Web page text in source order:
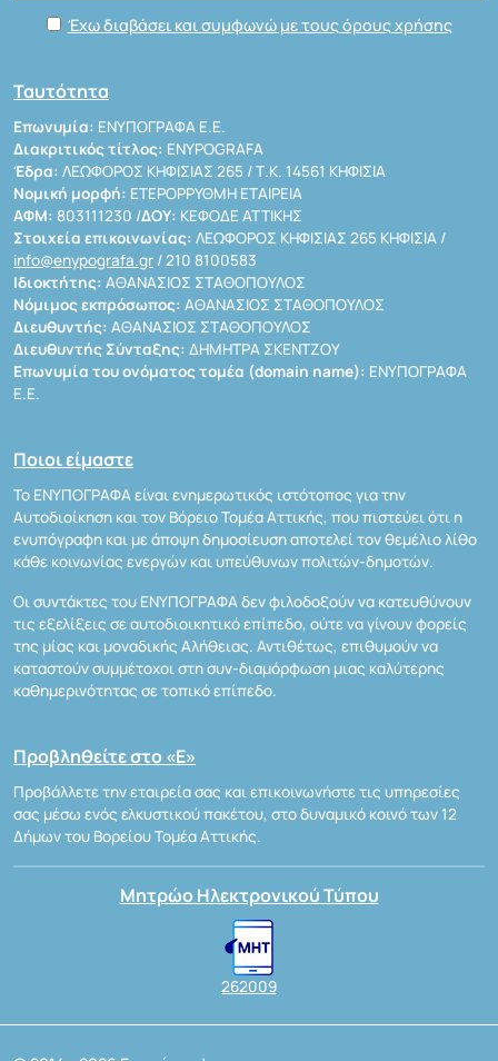
Έχω διαβάσει και συμφωνώ με τους όρους χρήσης
Ταυτότητα
Επωνυμία: ΕΝΥΠΟΓΡΑΦΑ Ε.Ε.
Διακριτικός τίτλος: ENYPOGRAFA
Έδρα: ΛΕΩΦΟΡΟΣ ΚΗΦΙΣΙΑΣ 265 / Τ.Κ. 14561 ΚΗΦΙΣΙΑ
Νομική μορφή: ΕΤΕΡΟΡΡΥΘΜΗ ΕΤΑΙΡΕΙΑ
ΑΦΜ: 803111230 /ΔΟΥ: ΚΕΦΟΔΕ ΑΤΤΙΚΗΣ
Στοιχεία επικοινωνίας: ΛΕΩΦΟΡΟΣ ΚΗΦΙΣΙΑΣ 265 ΚΗΦΙΣΙΑ /
info@enypografa.gr / 210 8100583
Ιδιοκτήτης: ΑΘΑΝΑΣΙΟΣ ΣΤΑΘΟΠΟΥΛΟΣ
Νόμιμος εκπρόσωπος: ΑΘΑΝΑΣΙΟΣ ΣΤΑΘΟΠΟΥΛΟΣ
Διευθυντής: ΑΘΑΝΑΣΙΟΣ ΣΤΑΘΟΠΟΥΛΟΣ
Διευθυντής Σύνταξης: ΔΗΜΗΤΡΑ ΣΚΕΝΤΖΟΥ
Επωνυμία του ονόματος τομέα (domain name): ΕΝΥΠΟΓΡΑΦΑ
Ε.Ε.
Ποιοι είμαστε
Το ΕΝΥΠΟΓΡΑΦΑ είναι ενημερωτικός ιστότοπος για την
Αυτοδιοίκηση και τον Βόρειο Τομέα Αττικής, που πιστεύει ότι η
ενυπόγραφη και με άποψη δημοσίευση αποτελεί τον θεμέλιο λίθο
κάθε κοινωνίας ενεργών και υπεύθυνων πολιτών-δημοτών.
Οι συντάκτες του ΕΝΥΠΟΓΡΑΦΑ δεν φιλοδοξούν να κατευθύνουν
τις εξελίξεις σε αυτοδιοικητικό επίπεδο, ούτε να γίνουν φορείς
της μίας και μοναδικής Αλήθειας. Αντιθέτως, επιθυμούν να
καταστούν συμμέτοχοι στη συν-διαμόρφωση μιας καλύτερης
καθημερινότητας σε τοπικό επίπεδο.
Προβληθείτε στο «Ε»
Προβάλλετε την εταιρεία σας και επικοινωνήστε τις υπηρεσίες
σας μέσω ενός ελκυστικού πακέτου, στο δυναμικό κοινό των 12
Δήμων του Βορείου Τομέα Αττικής.
Μητρώο Ηλεκτρονικού Τύπου
262009